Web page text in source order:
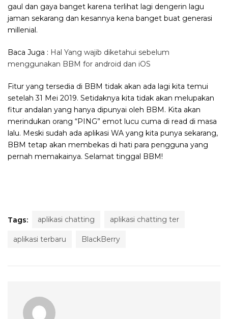
gaul dan gaya banget karena terlihat lagi dengerin lagu
jaman sekarang dan kesannya kena banget buat generasi
millenial.
Baca Juga : Hal Yang wajib diketahui sebelum
menggunakan BBM for android dan iOS
Fitur yang tersedia di BBM tidak akan ada lagi kita temui
setelah 31 Mei 2019. Setidaknya kita tidak akan melupakan
fitur andalan yang hanya dipunyai oleh BBM. Kita akan
merindukan orang “PING” emot lucu cuma di read di masa
lalu. Meski sudah ada aplikasi WA yang kita punya sekarang,
BBM tetap akan membekas di hati para pengguna yang
pernah memakainya. Selamat tinggal BBM!
Tags: aplikasi chatting aplikasi chatting ter
aplikasi terbaru BlackBerry